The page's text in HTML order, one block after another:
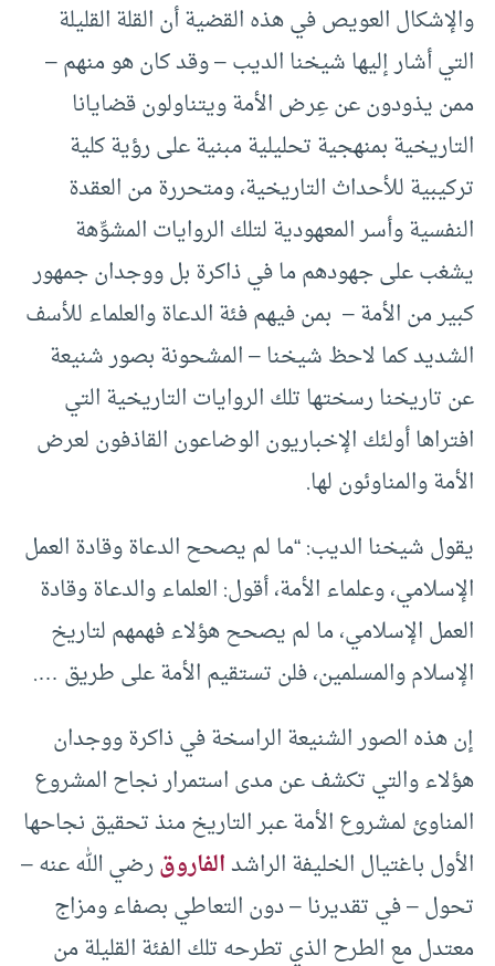
والإشكال العويص في هذه القضية أن القلة القليلة
التي أشار إليها شيخنا الديب – وقد كان هو منهم –
ممن يذودون عن عِرض الأمة ويتناولون قضايانا
التاريخية بمنهجية تحليلية مبنية على رؤية كلية
تركيبية للأحداث التاريخية، ومتحررة من العقدة
النفسية وأسر المعهودية لتلك الروايات المشوِّهة
يشغب على جهودهم ما في ذاكرة بل ووجدان جمهور
كبير من الأمة – بمن فيهم فئة الدعاة والعلماء للأسف
الشديد كما لاحظ شيخنا – المشحونة بصور شنيعة
عن تاريخنا رسختها تلك الروايات التاريخية التي
افتراها أولئك الإخباريون الوضاعون القاذفون لعرض
الأمة والمناوئون لها.
يقول شيخنا الديب: “ما لم يصحح الدعاة وقادة العمل
الإسلامي، وعلماء الأمة، أقول: العلماء والدعاة وقادة
العمل الإسلامي، ما لم يصحح هؤلاء فهمهم لتاريخ
الإسلام والمسلمين، فلن تستقيم الأمة على طريق ….
إن هذه الصور الشنيعة الراسخة في ذاكرة ووجدان
هؤلاء والتي تكشف عن مدى استمرار نجاح المشروع
المناوئ لمشروع الأمة عبر التاريخ منذ تحقيق نجاحها
الأول باغتيال الخليفة الراشدالفاروقرضي الله عنه –
تحول – في تقديرنا – دون التعاطي بصفاء ومزاج
معتدل مع الطرح الذي تطرحه تلك الفئة القليلة من